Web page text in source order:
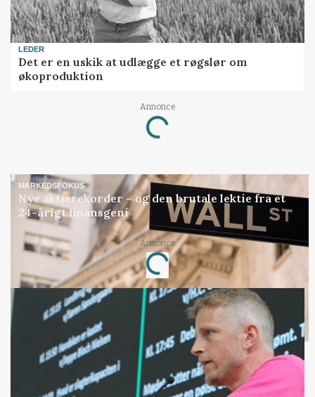
LEDER
Det er en uskik at udlægge et røgslør om
økoproduktion
Annonce
Loading...
MARKEDSFOKUS
Nye aktierekorder – og den brutale lektie fra et
24-årigt finansgeni
Annonce
Loading...